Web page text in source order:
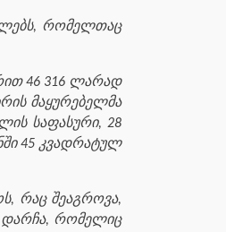
რომელთაც
46 316 ლარად
მაყურებელმა
საფასური, 28
45 კვადრატულ
რაც შეაგროვა,
დარჩა, რომელიც